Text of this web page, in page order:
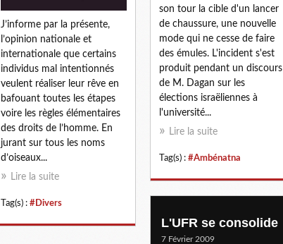
J’informe par la présente,
l’opinion nationale et
internationale que certains
individus mal intentionnés
veulent réaliser leur rêve en
bafouant toutes les étapes
voire les règles élémentaires
des droits de l’homme. En
jurant sur tous les noms
d’oiseaux...
Lire la suite
Tag(s) : #Divers
son tour la cible d'un lancer
de chaussure, une nouvelle
mode qui ne cesse de faire
des émules. L'incident s'est
produit pendant un discours
de M. Dagan sur les
élections israëliennes à
l'université...
Lire la suite
Tag(s) : #Ambénatna
L'UFR se consolide
7 Février 2009